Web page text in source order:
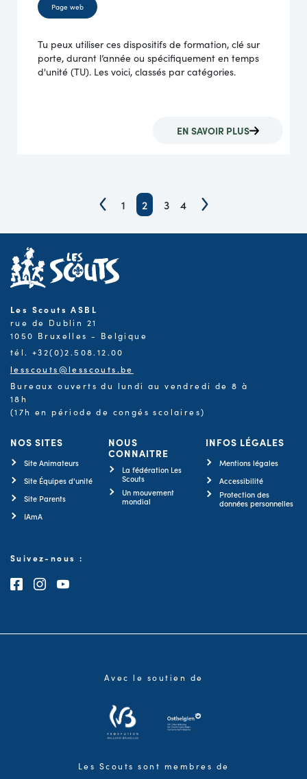
Page web
Tu peux utiliser ces dispositifs de formation, clé sur
porte, durant l’année ou spécifiquement en temps
d'unité (TU). Les voici, classés par catégories.
EN SAVOIR PLUS
1 2 3 4
Les Scouts ASBL
rue de Dublin 21
1050 Bruxelles - Belgique
tél. +32(0)2.508.12.00
lesscouts@lesscouts.be
Bureaux ouverts du lundi au vendredi de 8 à
18h
(17h en période de congés scolaires)
NOS SITES
Site Animateurs
Site Équipes d'unité
Site Parents
IAmA
NOUS
CONNAITRE
La fédération Les
Scouts
Un mouvement
mondial
INFOS LÉGALES
Mentions légales
Accessibilité
Protection des
données personnelles
Suivez-nous :
Consultez notre page Facebook
Consultez notre page Instagram
Consultez notre chaîne Youtube
Avec le soutien de
Les Scouts sont membres de